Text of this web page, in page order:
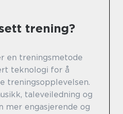
trening?
en treningsmetode
teknologi for å
treningsopplevelsen.
taleveiledning og
mer engasjerende og